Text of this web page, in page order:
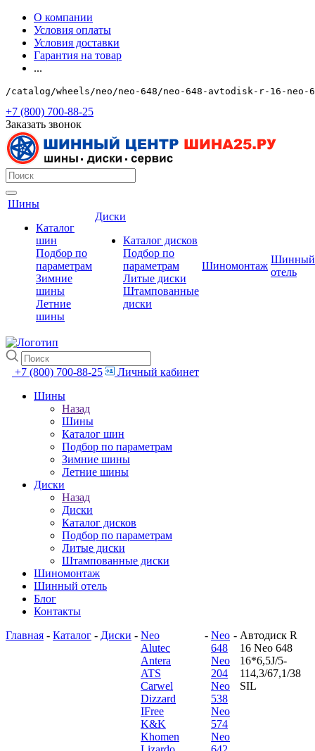
О компании
Условия оплаты
Условия доставки
Гарантия на товар
...
/catalog/wheels/neo/neo-648/neo-648-avtodisk-r-16-
+7 (800) 700-88-25
Заказать звонок
Шины
Каталог
шин
Подбор по
параметрам
Зимние
шины
Летние
шины
Диски
Каталог дисков
Подбор по
параметрам
Литые диски
Штампованные
диски
Шиномонтаж
Шинный
отель
+7 (800) 700-88-25
Личный кабинет
Шины
Назад
Шины
Каталог шин
Подбор по параметрам
Зимние шины
Летние шины
Диски
Назад
Диски
Каталог дисков
Подбор по параметрам
Литые диски
Штампованные диски
Шиномонтаж
Шинный отель
Блог
Контакты
Главная - Каталог - Диски - Neo
Alutec
Antera
ATS
Carwel
Dizzard
IFree
K&K
Khomen
- Neo
648
Neo
204
Neo
538
Neo
574
Neo
- Автодиск R
16 Neo 648
16*6,5J/5-
114,3/67,1/38
SIL